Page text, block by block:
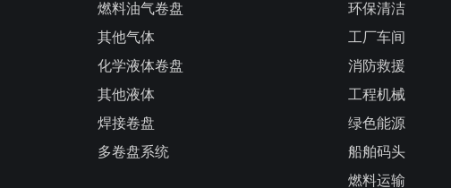
燃料油气卷盘
其他气体
化学液体卷盘
其他液体
焊接卷盘
多卷盘系统
环保清洁
工厂车间
消防救援
工程机械
绿色能源
船舶码头
燃料运输